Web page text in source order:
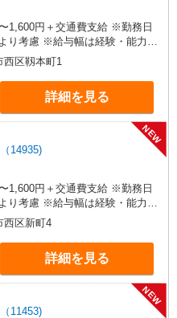
1,600円＋交通費支給 ※勤務日
は経験・能力に
西区靱本町1
詳細を見る
14935)
NEW
1,600円＋交通費支給 ※勤務日
は経験・能力に
西区新町4
詳細を見る
11453)
NEW